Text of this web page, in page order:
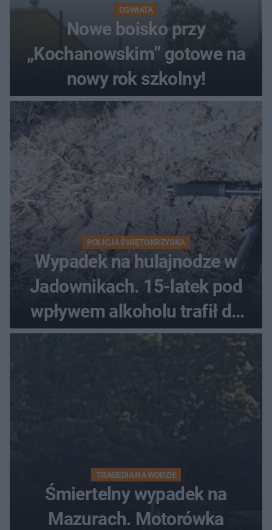
OŚWIATA
Nowe boisko przy
„Kochanowskim” gotowe na
nowy rok szkolny!
POLICJA ŚWIĘTOKRZYSKA
Wypadek na hulajnodze w
Jadownikach. 15-latek pod
wpływem alkoholu trafił do
szpitala
TRAGEDIA NA WODZIE
Śmiertelny wypadek na
Mazurach. Motorówka